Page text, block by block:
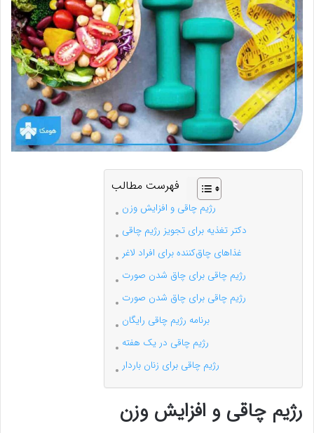
فهرست مطالب
رژیم چاقی و افزایش وزن
دکتر تغذیه برای تجویز رژیم چاقی
غذاهای چاق‌کننده برای افراد لاغر
رژیم چاقی برای چاق شدن صورت
رژیم چاقی برای چاق شدن صورت
برنامه رژیم چاقی رایگان
رژیم چاقی در یک هفته
رژیم چاقی برای زنان باردار
رژیم چاقی و افزایش وزن